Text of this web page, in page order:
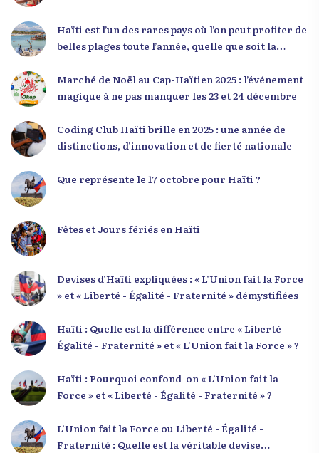
du pays, et qu’un engagement structuré de
seulement 4 % d’entre eux pourrait modifier
seconde intervention, « Jenès la ak responsablite l
», a souligné le lien indissociable entre potentiel et
responsabilité. Le Dr Volcy a invité les jeunes à
devenir des acteurs de transformation dans leurs
communautés, à investir dans leur formation et à
développer un leadership intègre. Appel à un
Haïti est l’un des rares pays où l’on peut profiter de
belles plages toute l’année, quelle que soit la
Marché de Noël au Cap-Haïtien 2025 : l’événement
magique à ne pas manquer les 23 et 24 décembre
Coding Club Haïti brille en 2025 : une année de
distinctions, d’innovation et de fierté nationale
Que représente le 17 octobre pour Haïti ?
Fêtes et Jours fériés en Haïti
Devises d’Haïti expliquées : « L’Union fait la Force
» et « Liberté - Égalité - Fraternité » démystifiées
Haïti : Quelle est la différence entre « Liberté -
Égalité - Fraternité » et « L’Union fait la Force » ?
Haïti : Pourquoi confond-on « L’Union fait la
Force » et « Liberté - Égalité - Fraternité » ?
L’Union fait la Force ou Liberté - Égalité -
Fraternité : Quelle est la véritable devise